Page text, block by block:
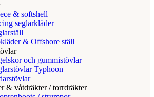
& softshell
seglarkläder
& Offshore ställ
och gummistövlar
Typhoon
& våtdräkter / torrdräkter